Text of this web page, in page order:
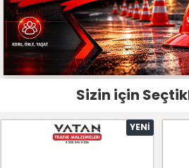
Sizin için
YENI